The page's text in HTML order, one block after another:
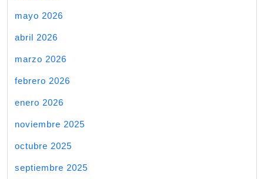
mayo 2026
abril 2026
marzo 2026
febrero 2026
enero 2026
noviembre 2025
octubre 2025
septiembre 2025